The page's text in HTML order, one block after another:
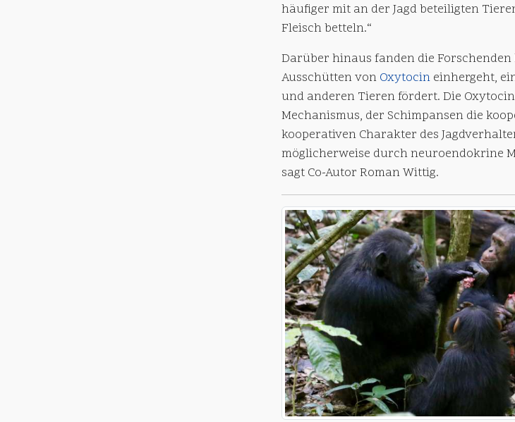
häufiger mit an der Jagd beteiligten
Fleisch betteln.“
Darüber hinaus fanden die
Ausschütten von Oxytocin einhergeht,
und anderen Tieren fördert. Die
Mechanismus, der Schimpansen die
kooperativen Charakter des
möglicherweise durch neuroendokrine
sagt Co-Autor Roman Wittig.